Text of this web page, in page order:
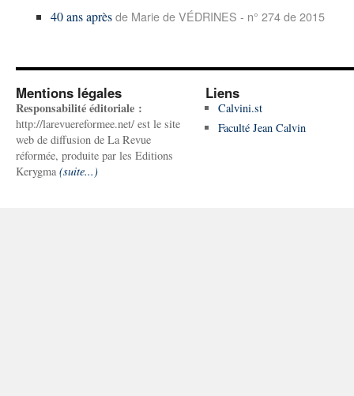
40 ans aprèsde Marie de VÉDRINES - n° 274 de 2015
Mentions légales
Responsabilité éditoriale :
http://larevuereformee.net/ est le site
web de diffusion de La Revue
réformée, produite par les Editions
Kerygma (suite...)
Liens
Calvini.st
Faculté Jean Calvin